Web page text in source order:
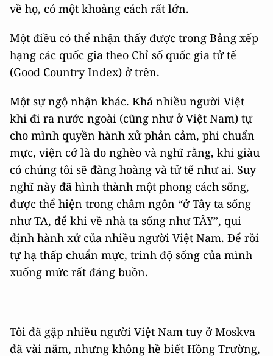
về họ, có một khoảng cách rất lớn.
Một điều có thể nhận thấy được trong Bảng xếp
hạng các quốc gia theo Chỉ số quốc gia tử tế
(Good Country Index) ở trên.
Một sự ngộ nhận khác. Khá nhiều người Việt
khi đi ra nước ngoài (cũng như ở Việt Nam) tự
cho mình quyền hành xử phản cảm, phi chuẩn
mực, viện cớ là do nghèo và nghĩ rằng, khi giàu
có chúng tôi sẽ đàng hoàng và tử tế như ai. Suy
nghĩ này đã hình thành một phong cách sống,
được thể hiện trong châm ngôn “ở Tây ta sống
như TA, để khi về nhà ta sống như TÂY”, qui
định hành xử của nhiều người Việt Nam. Để rồi
tự hạ thấp chuẩn mực, trình độ sống của mình
xuống mức rất đáng buồn.
Tôi đã gặp nhiều người Việt Nam tuy ở Moskva
đã vài năm, nhưng không hề biết Hồng Trường,